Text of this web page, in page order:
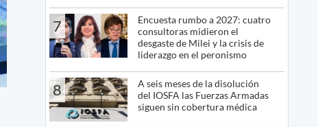
7
Encuesta rumbo a 2027: cuatro
consultoras midieron el
desgaste de Milei y la crisis de
liderazgo en el peronismo
8
A seis meses de la disolución
del IOSFA las Fuerzas Armadas
siguen sin cobertura médica